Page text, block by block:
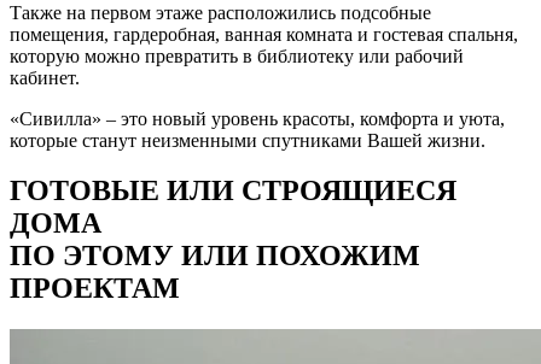
Также на первом этаже расположились подсобные
помещения, гардеробная, ванная комната и гостевая спальня,
которую можно превратить в библиотеку или рабочий
кабинет.
«Сивилла» – это новый уровень красоты, комфорта и уюта,
которые станут неизменными спутниками Вашей жизни.
ГОТОВЫЕ ИЛИ СТРОЯЩИЕСЯ
ДОМА
ПО ЭТОМУ ИЛИ ПОХОЖИМ
ПРОЕКТАМ